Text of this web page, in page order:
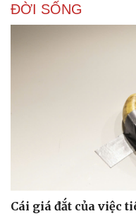
ĐỜI SỐNG
Cái giá đắt của việc